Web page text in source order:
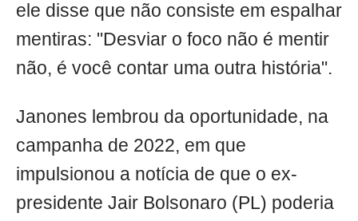
ele disse que não consiste em espalhar
mentiras: "Desviar o foco não é mentir
não, é você contar uma outra história".
Janones lembrou da oportunidade, na
campanha de 2022, em que
impulsionou a notícia de que o ex-
presidente Jair Bolsonaro (PL) poderia